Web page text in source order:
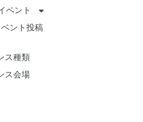
ベント
ント投稿
ス種類
ス会場